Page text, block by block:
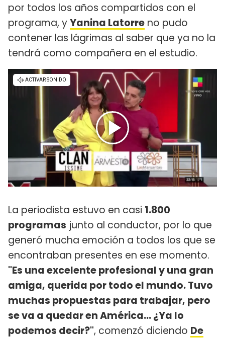
por todos los años compartidos con el
programa, yYanina Latorre no pudo
contener las lágrimas al saber que ya no la
tendrá como compañera en el estudio.
La periodista estuvo en casi 1.800
programas junto al conductor, por lo que
generó mucha emoción a todos los que se
encontraban presentes en ese momento.
"Es una excelente profesional y una gran
amiga, querida por todo el mundo. Tuvo
muchas propuestas para trabajar, pero
se va a quedar en América... ¿Ya lo
podemos decir?", comenzó diciendo De